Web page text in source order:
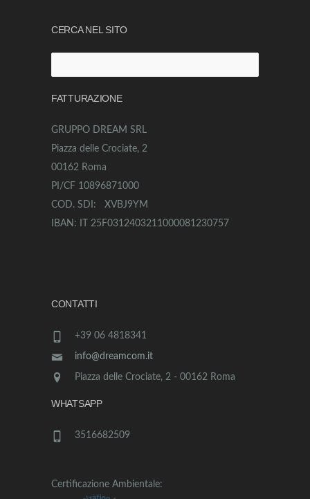
CERCA NEL SITO
per:
FATTURAZIONE
GRUPPO DREAM SRL
Piazza delle Crociate, 2
00162 Roma
PI/CF 10896871000
COD. SDI: XVBJ9YM
IBAN: IT 25F0312403211000081230757
CONTATTI
+39 06 4818341
info@dreamcom.it
Piazza delle Crociate, 2 - 00162 Roma
WHATSAPP
3516682509
Certificazione Ambientale: